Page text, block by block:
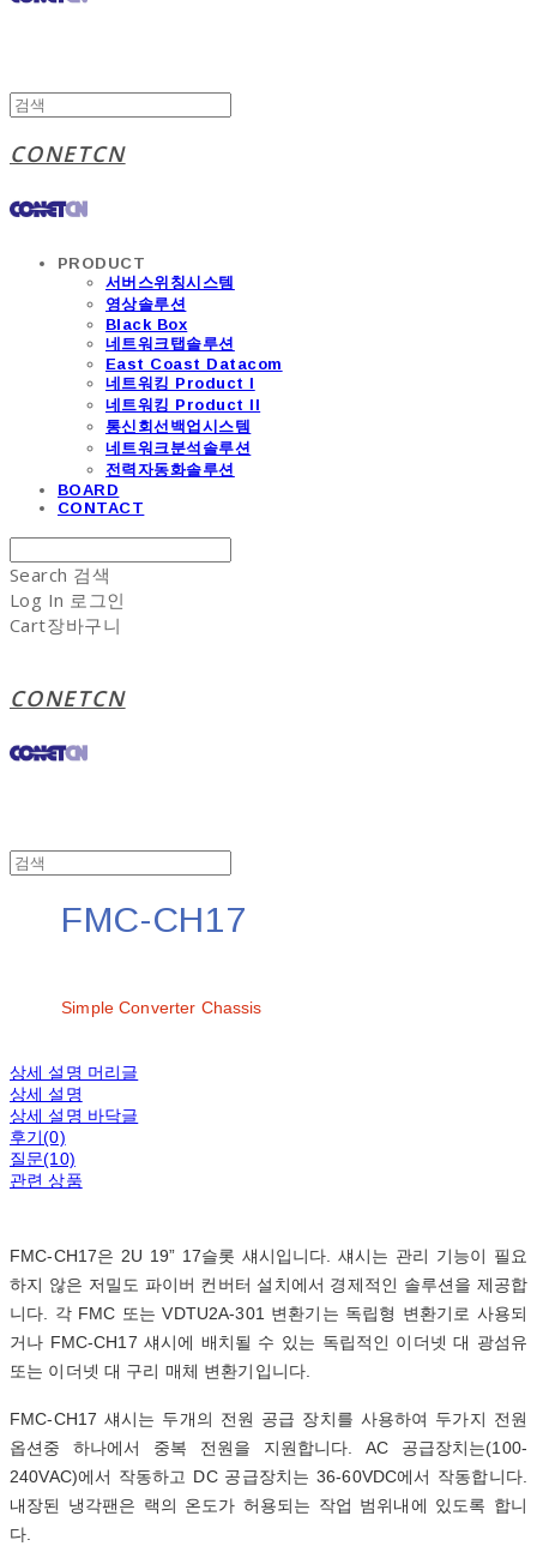
CONETCN
PRODUCT
서버스위칭시스템
영상솔루션
Black Box
네트워크탭솔루션
East Coast Datacom
네트워킹 Product I
네트워킹 Product II
통신회선백업시스템
네트워크분석솔루션
전력자동화솔루션
BOARD
CONTACT
Search 검색
Log In 로그인
Cart장바구니
CONETCN
FMC-CH17
Simple Converter Chassis
상세 설명 머리글
상세 설명
상세 설명 바닥글
후기(0)
질문(10)
관련 상품
FMC-CH17은 2U 19” 17슬롯 섀시입니다. 섀시는 관리 기능이 필요
하지 않은 저밀도 파이버 컨버터 설치에서 경제적인 솔루션을 제공합
니다. 각 FMC 또는 VDTU2A-301 변환기는 독립형 변환기로 사용되
거나 FMC-CH17 섀시에 배치될 수 있는 독립적인 이더넷 대 광섬유
또는 이더넷 대 구리 매체 변환기입니다.
FMC-CH17 섀시는 두개의 전원 공급 장치를 사용하여 두가지 전원
옵션중 하나에서 중복 전원을 지원합니다. AC 공급장치는(100-
240VAC)에서 작동하고 DC 공급장치는 36-60VDC에서 작동합니다.
내장된 냉각팬은 랙의 온도가 허용되는 작업 범위내에 있도록 합니
다.